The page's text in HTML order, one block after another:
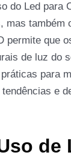
do Led para
mas também
permite que
de luz do
para
e
de